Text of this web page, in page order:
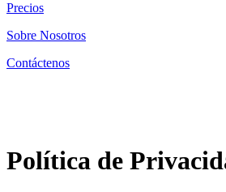
Precios
Sobre Nosotros
Contáctenos
Política de